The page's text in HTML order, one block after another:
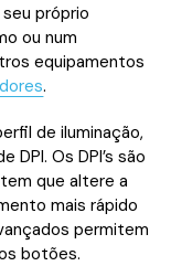
próprio
ou num
equipamentos
.
de iluminação,
Os DPI’s são
que altere a
mais rápido
permitem
botões.